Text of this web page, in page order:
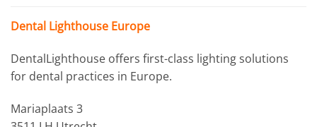
Dental Lighthouse Europe
DentalLighthouse offers first-class lighting solutions
for dental practices in Europe.
Mariaplaats 3